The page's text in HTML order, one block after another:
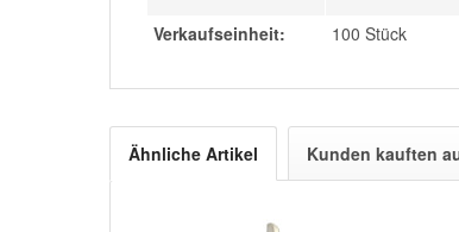
Verkaufseinheit: 100 Stück
Ähnliche Artikel Kunden kauften